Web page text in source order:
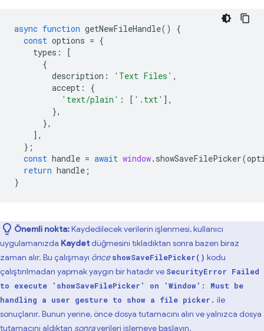
async function getNewFileHandle()
{
const options = {
types :
[
{
description : 'Text Files' ,
accept :
{
'text/plain' : [ '.txt' ],
},
},
],
};
const handle = await window. showSaveFilePicker(
return handle ;
}
Önemli nokta:Kaydedilecek verilerin işlenmesi, kullanıcı
uygulamanızda Kaydetdüğmesini tıkladıktan sonra bazen biraz
zaman alır. Bu çalışmayı önce showSaveFilePicker() kodu
çalıştırılmadan yapmak yaygın bir hatadır ve SecurityError Failed
to execute 'showSaveFilePicker' on 'Window': Must be
handling a user gesture to show a file picker. ile
sonuçlanır. Bunun yerine, önce dosya tutamacını alın ve yalnızca dosya
tutamacını aldıktan sonraverileri işlemeye başlayın.